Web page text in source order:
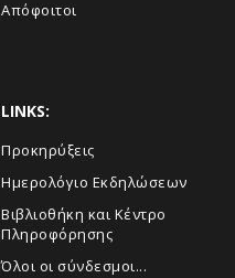
Απόφοιτοι
LINKS:
Προκηρύξεις
Ημερολόγιο Εκδηλώσεων
Βιβλιοθήκη και Κέντρο
Πληροφόρησης
Όλοι οι σύνδεσμοι...